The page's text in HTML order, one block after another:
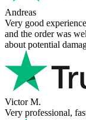
Andreas
Very good
and the order was
about potential
Victor M.
Very professional,